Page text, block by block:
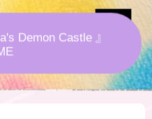
Demon Castle 』